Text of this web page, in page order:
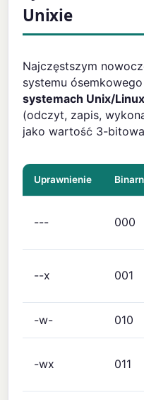
Unixie
Najczęstszym
systemu ósemkowego
systemach Unix/Linux
(odczyt, zapis,
jako wartość 3-
Uprawnienie
--- 000
--x 001
-w- 010
-wx 011